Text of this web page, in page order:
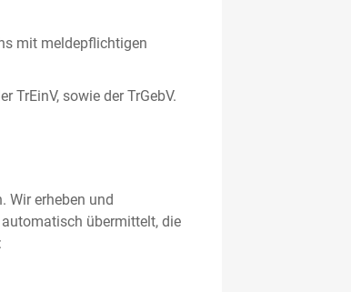
mit meldepflichtigen
TrEinV, sowie der TrGebV.
Wir erheben und
übermittelt, die